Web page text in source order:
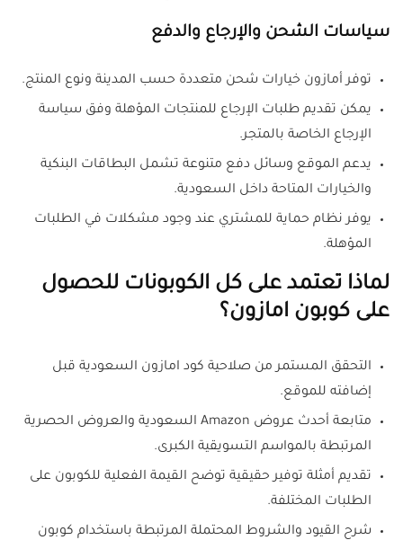
سياسات الشحن والإرجاع والدفع
توفر أمازون خيارات شحن متعددة حسب المدينة ونوع المنتج.
يمكن تقديم طلبات الإرجاع للمنتجات المؤهلة وفق سياسة
الإرجاع الخاصة بالمتجر.
يدعم الموقع وسائل دفع متنوعة تشمل البطاقات البنكية
والخيارات المتاحة داخل السعودية.
يوفر نظام حماية للمشتري عند وجود مشكلات في الطلبات
المؤهلة.
لماذا تعتمد على كل الكوبونات للحصول
على كوبون امازون؟
التحقق المستمر من صلاحية كود امازون السعودية قبل
إضافته للموقع.
متابعة أحدث عروض Amazon السعودية والعروض الحصرية
المرتبطة بالمواسم التسويقية الكبرى.
تقديم أمثلة توفير حقيقية توضح القيمة الفعلية للكوبون على
الطلبات المختلفة.
شرح القيود والشروط المحتملة المرتبطة باستخدام كوبون